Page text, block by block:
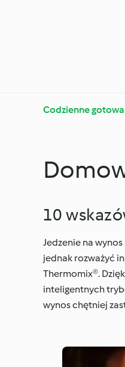
Codzienne
Poznaj platformę
Cookidoo®
Diety i trendy
10
Jedzenie na
jednak rozważyć
Thermomix®.
inteligentnych
wynos chętniej